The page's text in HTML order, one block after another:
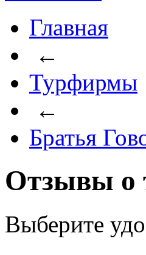
Главная
←
Турфирмы
←
Братья
Отзывы о
Выберите